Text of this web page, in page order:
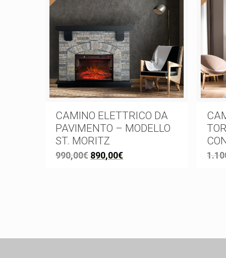
CAMINO ELETTRICO DA
PAVIMENTO – MODELLO
ST. MORITZ
990,00€ 890,00€